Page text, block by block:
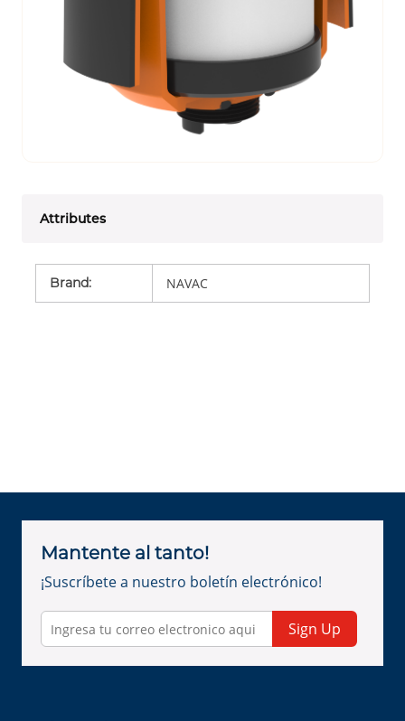
Attributes
Brand: NAVAC
Mantente al tanto!
¡Suscríbete a nuestro boletín electrónico!
Sign Up